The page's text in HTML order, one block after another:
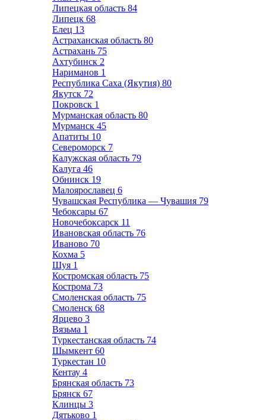
Липецкая область 84
Липецк 68
Елец 13
Астраханская область 80
Астрахань 75
Ахтубинск 2
Нариманов 1
Республика Саха (Якутия) 80
Якутск 72
Покровск 1
Мурманская область 80
Мурманск 45
Апатиты 10
Североморск 7
Калужская область 79
Калуга 46
Обнинск 19
Малоярославец 6
Чувашская Республика — Чувашия 79
Чебоксары 67
Новочебоксарск 11
Ивановская область 76
Иваново 70
Кохма 5
Шуя 1
Костромская область 75
Кострома 73
Смоленская область 75
Смоленск 68
Ярцево 3
Вязьма 1
Туркестанская область 74
Шымкент 60
Туркестан 10
Кентау 4
Брянская область 73
Брянск 67
Клинцы 3
Дятьково 1